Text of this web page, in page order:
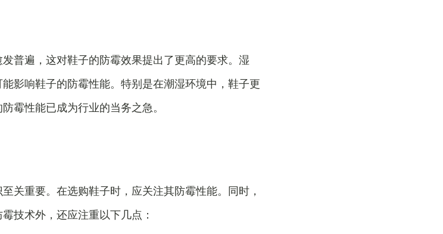
普遍，这对鞋子的防霉效果提出了更高的要求。湿
影响鞋子的防霉性能。特别是在潮湿环境中，鞋子更
霉性能已成为行业的当务之急。
关重要。在选购鞋子时，应关注其防霉性能。同时，
技术外，还应注重以下几点：